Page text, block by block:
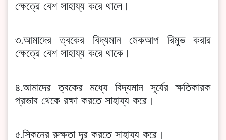
ক্ষেত্রে বেশ সাহায্য করে থালে।
৩.আমাদের ত্বকের বিদ্যমান মেকআপ রিমুভ করার
ক্ষেত্রে বেশ সাহায্য করে থাকে।
৪.আমাদের ত্বকের মধ্যে বিদ্যমান সূর্যের ক্ষতিকারক
প্রভাব থেকে রক্ষা করতে সাহায্য করে।
৫.স্কিনের রুক্ষতা দূর করতে সাহায্য করে।